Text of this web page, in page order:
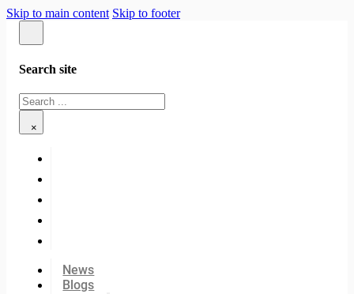
Skip to main content Skip to footer
Search site
Search
×
News
Blogs